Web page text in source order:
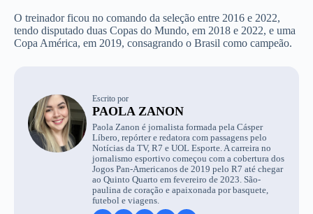
O treinador ficou no comando da seleção entre 2016 e 2022,
tendo disputado duas Copas do Mundo, em 2018 e 2022, e uma
Copa América, em 2019, consagrando o Brasil como campeão.
Escrito por
PAOLA ZANON
Paola Zanon é jornalista formada pela Cásper
Líbero, repórter e redatora com passagens pelo
Notícias da TV, R7 e UOL Esporte. A carreira no
jornalismo esportivo começou com a cobertura dos
Jogos Pan-Americanos de 2019 pelo R7 até chegar
ao Quinto Quarto em fevereiro de 2023. São-
paulina de coração e apaixonada por basquete,
futebol e viagens.